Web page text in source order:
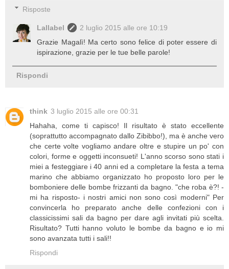
Risposte
Lallabel
2 luglio 2015 alle ore 10:19
Grazie Magalì! Ma certo sono felice di poter essere di
ispirazione, grazie per le tue belle parole!
Rispondi
think 3 luglio 2015 alle ore 00:31
Hahaha, come ti capisco! Il risultato è stato eccellente
(soprattutto accompagnato dallo Zibibbo!), ma è anche vero
che certe volte vogliamo andare oltre e stupire un po' con
colori, forme e oggetti inconsueti! L'anno scorso sono stati i
miei a festeggiare i 40 anni ed a completare la festa a tema
marino che abbiamo organizzato ho proposto loro per le
bomboniere delle bombe frizzanti da bagno. "che roba è?! -
mi ha risposto- i nostri amici non sono così moderni" Per
convincerla ho preparato anche delle confezioni con i
classicissimi sali da bagno per dare agli invitati più scelta.
Risultato? Tutti hanno voluto le bombe da bagno e io mi
sono avanzata tutti i sali!!
Rispondi